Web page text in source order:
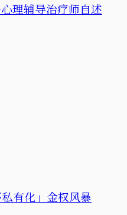
理辅导治疗师自述
有化」金权风暴